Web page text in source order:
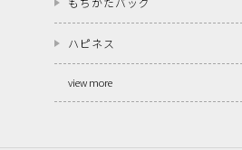
ハピネス
view more